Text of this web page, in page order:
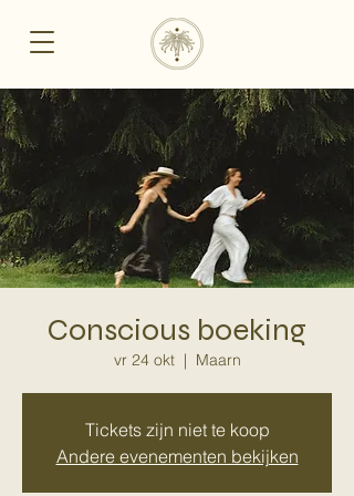
Conscious boeking
vr 24 okt
  |
Maarn
Tickets zijn niet te koop
Andere evenementen bekijken